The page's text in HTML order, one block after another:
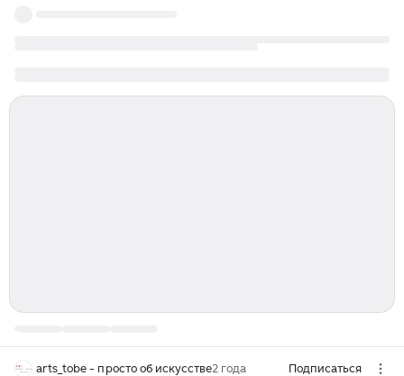
arts_tobe - просто об искусстве2 года Подписаться